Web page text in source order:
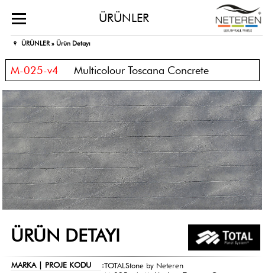
ÜRÜNLER
ÜRÜNLER » Ürün Detayı
M-025-v4 Multicolour Toscana Concrete
ÜRÜN DETAYI
MARKA | PROJE KODU :TOTALStone by Neteren